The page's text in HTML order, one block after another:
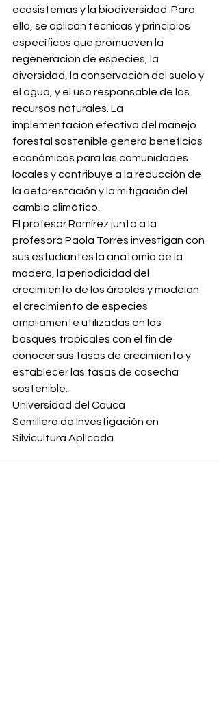
ecosistemas y la biodiversidad. Para
ello, se aplican técnicas y principios
específicos que promueven la
regeneración de especies, la
diversidad, la conservación del suelo y
el agua, y el uso responsable de los
recursos naturales. La
implementación efectiva del manejo
forestal sostenible genera beneficios
económicos para las comunidades
locales y contribuye a la reducción de
la deforestación y la mitigación del
cambio climático.
El profesor Ramírez junto a la
profesora Paola Torres investigan con
sus estudiantes la anatomía de la
madera, la periodicidad del
crecimiento de los árboles y modelan
el crecimiento de especies
ampliamente utilizadas en los
bosques tropicales con el fin de
conocer sus tasas de crecimiento y
establecer las tasas de cosecha
sostenible.
Universidad del Cauca
Semillero de Investigación en
Silvicultura Aplicada